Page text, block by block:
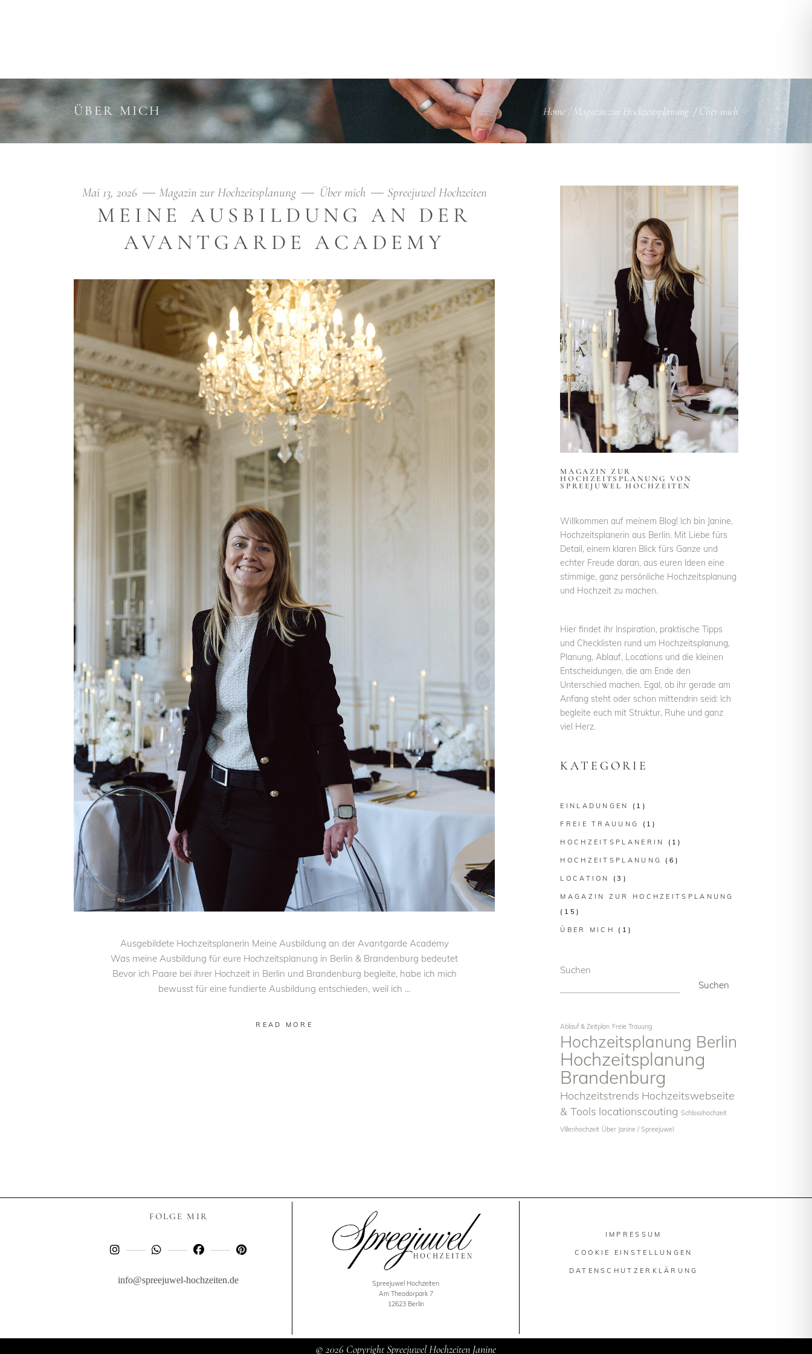
ÜBER MICH Home/Magazin zur Hochzeitsplanung /Über mich
Mai 13, 2026 Magazin zur Hochzeitsplanung Über mich Spreejuwel Hochzeiten
MEINE AUSBILDUNG AN DER
AVANTGARDE ACADEMY
Ausgebildete Hochzeitsplanerin Meine Ausbildung an der Avantgarde Academy
Was meine Ausbildung für eure Hochzeitsplanung in Berlin & Brandenburg bedeutet
Bevor ich Paare bei ihrer Hochzeit in Berlin und Brandenburg begleite, habe ich mich
bewusst für eine fundierte Ausbildung entschieden, weil ich
READ MORE
MAGAZIN ZUR
HOCHZEITSPLANUNG VON
SPREEJUWEL HOCHZEITEN
Willkommen auf meinem Blog! Ich bin Janine,
Hochzeitsplanerin aus Berlin. Mit Liebe fürs
Detail, einem klaren Blick fürs Ganze und
echter Freude daran, aus euren Ideen eine
stimmige, ganz persönliche Hochzeitsplanung
und Hochzeit zu machen.
Hier findet ihr Inspiration, praktische Tipps
und Checklisten rund um Hochzeitsplanung,
Planung, Ablauf, Locations und die kleinen
Entscheidungen, die am Ende den
Unterschied machen. Egal, ob ihr gerade am
Anfang steht oder schon mittendrin seid: Ich
begleite euch mit Struktur, Ruhe und ganz
viel Herz.
KATEGORIE
EINLADUNGEN (1)
FREIE TRAUUNG (1)
HOCHZEITSPLANERIN (1)
HOCHZEITSPLANUNG (6)
LOCATION (3)
MAGAZIN ZUR HOCHZEITSPLANUNG
(15)
ÜBER MICH (1)
Suchen
Suchen
Ablauf & Zeitplan Freie Trauung
Hochzeitsplanung Berlin
Hochzeitsplanung
Brandenburg
Hochzeitstrends Hochzeitswebseite
& Tools locationscouting Schlosshochzeit
Villenhochzeit Über Janine / Spreejuwel
FOLGE MIR
info@spreejuwel-hochzeiten.de
Spreejuwel Hochzeiten
Am Theodorpark 7
12623 Berlin
IMPRESSUM
COOKIE EINSTELLUNGEN
DATENSCHUTZERKLÄRUNG
© 2026 Copyright Spreejuwel Hochzeiten Janine